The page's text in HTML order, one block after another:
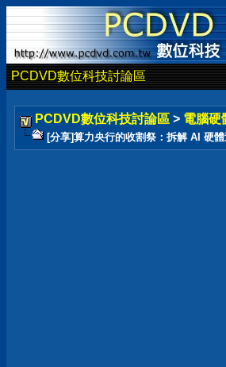
PCDVD數位科技討論區
PCDVD數位科技討論區 > 電腦硬
[分享]算力央行的收割祭：拆解 AI 硬